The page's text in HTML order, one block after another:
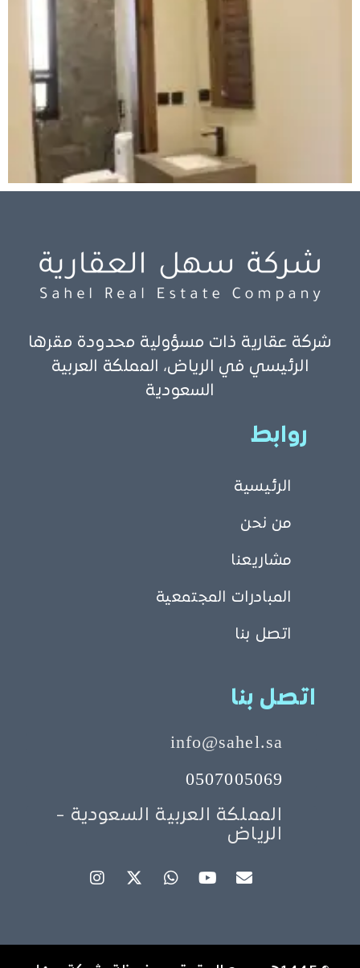
شركة عقارية ذات مسؤولية محدودة مقرها
الرئيسي في الرياض، المملكة العربية
السعودية
روابط
الرئيسية
من نحن
مشاريعنا
المبادرات المجتمعية
اتصل بنا
اتصل بنا
info@sahel.sa
0507005069
المملكة العربية السعودية -
الرياض